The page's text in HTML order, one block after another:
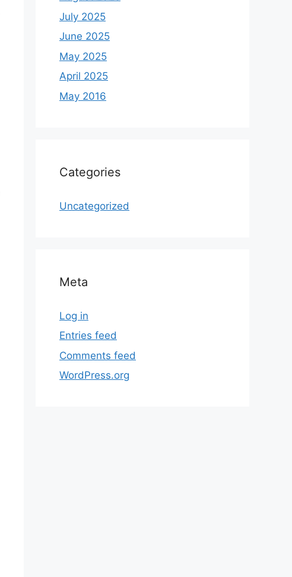
July 2025
June 2025
May 2025
April 2025
May 2016
Categories
Uncategorized
Meta
Log in
Entries feed
Comments feed
WordPress.org